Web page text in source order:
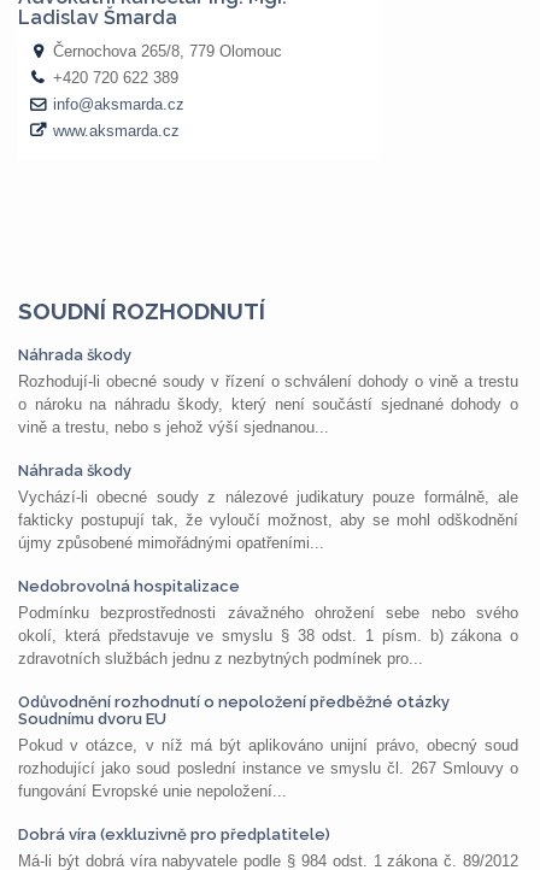
SOUDNÍ ROZHODNUTÍ
Náhrada škody
Rozhodují-li obecné soudy v řízení o schválení dohody o vině a trestu
o nároku na náhradu škody, který není součástí sjednané dohody o
vině a trestu, nebo s jehož výší sjednanou...
Náhrada škody
Vychází-li obecné soudy z nálezové judikatury pouze formálně, ale
fakticky postupují tak, že vyloučí možnost, aby se mohl odškodnění
újmy způsobené mimořádnými opatřeními...
Nedobrovolná hospitalizace
Podmínku bezprostřednosti závažného ohrožení sebe nebo svého
okolí, která představuje ve smyslu § 38 odst. 1 písm. b) zákona o
zdravotních službách jednu z nezbytných podmínek pro...
Odůvodnění rozhodnutí o nepoložení předběžné otázky
Soudnímu dvoru EU
Pokud v otázce, v níž má být aplikováno unijní právo, obecný soud
rozhodující jako soud poslední instance ve smyslu čl. 267 Smlouvy o
fungování Evropské unie nepoložení...
Dobrá víra (exkluzivně pro předplatitele)
Má-li být dobrá víra nabyvatele podle § 984 odst. 1 zákona č. 89/2012